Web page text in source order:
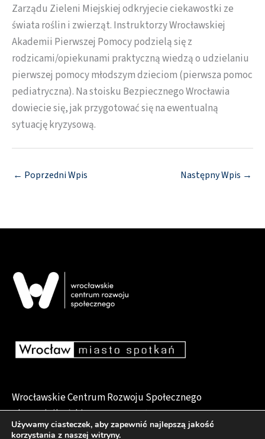
Zarządu Zieleni Miejskiej odkryjecie ciekawostki ze
świata roślin i zwierząt. Instruktorzy Wrocławskiej
Akademii Pierwszej Pomocy podzielą się z
rodzicami/opiekunami praktyczną wiedzą o udzielaniu
pierwszej pomocy młodszym dzieciom (pierwsza pomoc
pediatryczna). Na stoisku Bezpiecznego Wrocławia
dowiecie się, jak przygotować się na ewentualną
sytuację kryzysową.
← Poprzedni Wpis Następny Wpis →
Wrocławskie Centrum Rozwoju Społecznego
pl. Dominikański 6, 50-159 Wrocław
Używamy ciasteczek, aby zapewnić najlepszą jakość
korzystania z naszej witryny.